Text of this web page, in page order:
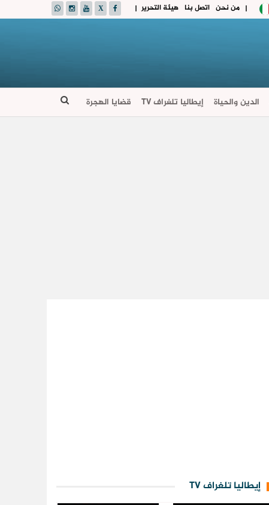
| هيئة التحرير اتصل بنا من نحن |
الدين والحياة إيطاليا تلغراف TV قضايا الهجرة
إيطاليا تلغراف TV